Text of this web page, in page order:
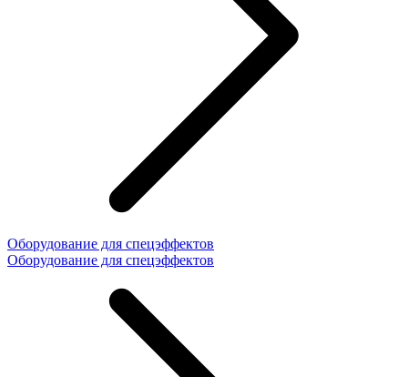
Оборудование для спецэффектов
Оборудование для спецэффектов